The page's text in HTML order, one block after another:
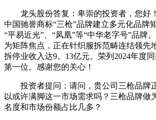
龙头股份答复：卑崇的投资者，您好
中国驰誉商标“三枪”品牌建立多元化品牌
“平易近光”、“凤凰”等“中华老字号”品牌
为矩阵焦点，正在针织服拆范畴连结领先
拆停业收入达9。13亿元。荣列2024年度
第一位。感谢您的关心！
投资者提问：请问，贵公司三枪品牌
以或许满脚这一市场需求吗？三枪品牌做
名度和市场份额占比几多？